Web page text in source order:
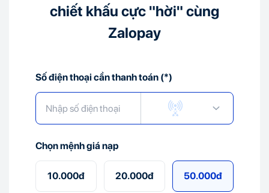
chiết khấu cực "hời" cùng
Zalopay